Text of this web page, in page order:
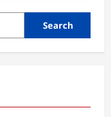
Search